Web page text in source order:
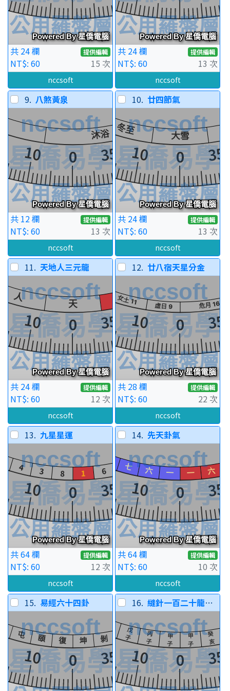
共 24 欄 提供編輯
NT$: 60 15 次
nccsoft
共 24 欄 提供編輯
NT$: 60 13 次
nccsoft
9. 八煞黃泉
共 12 欄 提供編輯
NT$: 60 13 次
nccsoft
10. 廿四節氣
共 24 欄 提供編輯
NT$: 60 13 次
nccsoft
11. 天地人三元龍
共 24 欄 提供編輯
NT$: 60 12 次
nccsoft
12. 廿八宿天星分金
共 28 欄 提供編輯
NT$: 60 22 次
nccsoft
13. 九星星運
共 64 欄 提供編輯
NT$: 60 12 次
nccsoft
14. 先天卦氣
共 64 欄 提供編輯
NT$: 60 10 次
nccsoft
15. 易經六十四卦 16. 縫針一百二十龍分金